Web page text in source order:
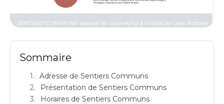
SENTIERS COMMUNS: espace de coworking à Villard De Lans: Adresse
Sommaire
Adresse de Sentiers Communs
Présentation de Sentiers Communs
Horaires de Sentiers Communs